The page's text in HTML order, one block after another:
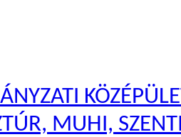
MUHI,